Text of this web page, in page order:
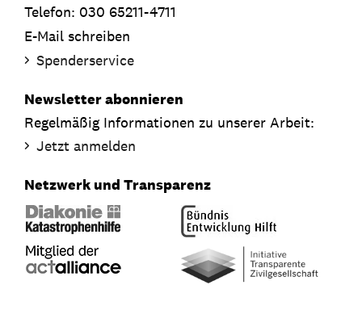
Telefon: 030 65211-4711
E-Mail schreiben
Spenderservice
Newsletter abonnieren
Regelmäßig Informationen zu unserer Arbeit:
Jetzt anmelden
Netzwerk und Transparenz